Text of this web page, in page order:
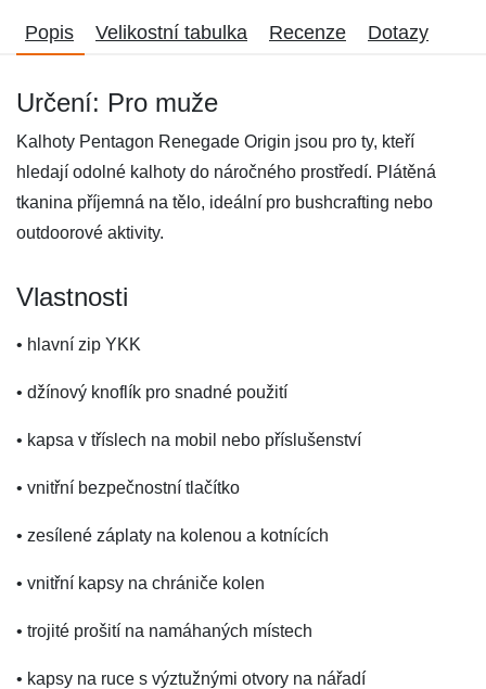
Popis Velikostní tabulka Recenze Dotazy
Určení: Pro muže
Kalhoty Pentagon Renegade Origin jsou pro ty, kteří
hledají odolné kalhoty do náročného prostředí. Plátěná
tkanina příjemná na tělo, ideální pro bushcrafting nebo
outdoorové aktivity.
Vlastnosti
• hlavní zip YKK
• džínový knoflík pro snadné použití
• kapsa v tříslech na mobil nebo příslušenství
• vnitřní bezpečnostní tlačítko
• zesílené záplaty na kolenou a kotnících
• vnitřní kapsy na chrániče kolen
• trojité prošití na namáhaných místech
• kapsy na ruce s výztužnými otvory na nářadí